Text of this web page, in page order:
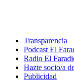
Transparencia
Podcast El
Radio El
Hazte socio/a
Publicidad